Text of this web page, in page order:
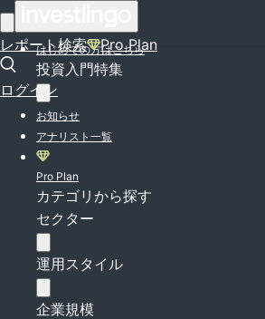
レポート検索 Pro Plan
ログイン
はじめての方はこちら
投資入門特集
お知らせ
アナリスト一覧
Pro Plan
カテゴリから探す
セクター
運用スタイル
企業規模